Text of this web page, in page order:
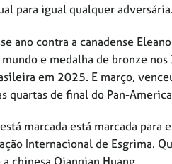
para igual qualquer adversária.
ano contra a canadense
e medalha de bronze
em 2025. E março,
quartas de final do Pan-
marcada está marcada para
Internacional de Esgrima.